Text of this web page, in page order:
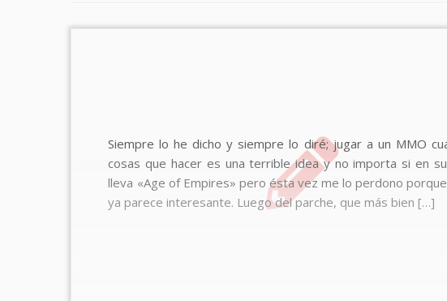
Siempre lo he dicho y siempre lo diré; jugar a un MMO
cosas que hacer es una terrible idea y no importa si en
lleva «Age of Empires» pero ésta vez me lo perdono
ya parece interesante. Luego del parche, que más bien […]